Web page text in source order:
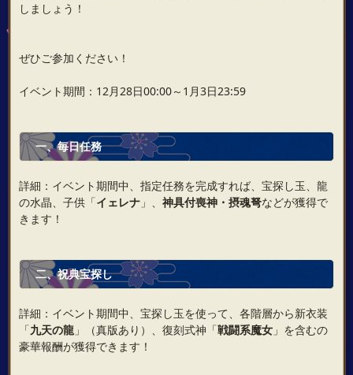
しましょう！
ぜひご参加ください！
イベント期間：12月28日00:00～1月3日23:59
一、毎日任務
詳細：イベント期間中、指定任務を完成すれば、宝探し玉、龍
の水晶、子供「イェレナ」、 神具付喪神・摂魂弩などが獲得で
きます！
二、祝典宝探し
詳細：イベント期間中、宝探し玉を使って、各階層から新衣装
「九天の龍」（真版あり）、復刻式神「戦闘系魔女」を含むの
豪華報酬が獲得できます！